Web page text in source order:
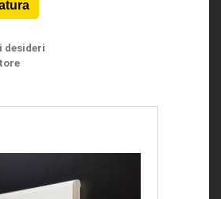
desideri